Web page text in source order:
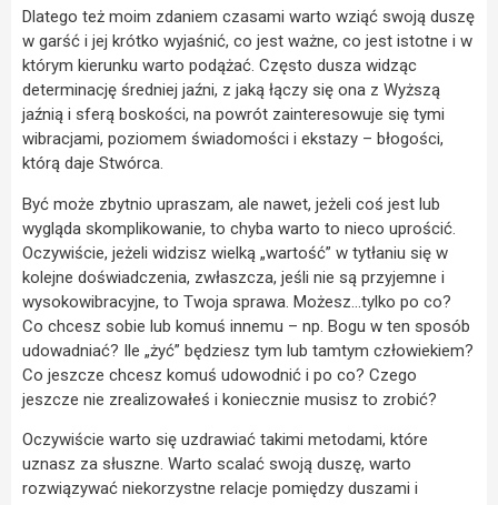
Dlatego też moim zdaniem czasami warto wziąć swoją duszę
w garść i jej krótko wyjaśnić, co jest ważne, co jest istotne i w
którym kierunku warto podążać. Często dusza widząc
determinację średniej jaźni, z jaką łączy się ona z Wyższą
jaźnią i sferą boskości, na powrót zainteresowuje się tymi
wibracjami, poziomem świadomości i ekstazy – błogości,
którą daje Stwórca.
Być może zbytnio upraszam, ale nawet, jeżeli coś jest lub
wygląda skomplikowanie, to chyba warto to nieco uprościć.
Oczywiście, jeżeli widzisz wielką „wartość” w tytłaniu się w
kolejne doświadczenia, zwłaszcza, jeśli nie są przyjemne i
wysokowibracyjne, to Twoja sprawa. Możesz…tylko po co?
Co chcesz sobie lub komuś innemu – np. Bogu w ten sposób
udowadniać? Ile „żyć” będziesz tym lub tamtym człowiekiem?
Co jeszcze chcesz komuś udowodnić i po co? Czego
jeszcze nie zrealizowałeś i koniecznie musisz to zrobić?
Oczywiście warto się uzdrawiać takimi metodami, które
uznasz za słuszne. Warto scalać swoją duszę, warto
rozwiązywać niekorzystne relacje pomiędzy duszami i